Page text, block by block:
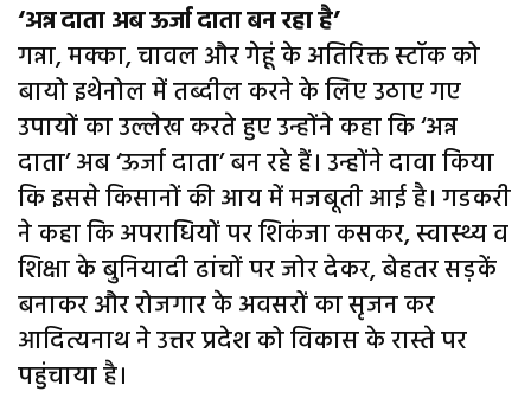
‘अन्न दाता अब ऊर्जा दाता बन रहा है’
गन्ना, मक्का, चावल और गेहूं के अतिरिक्त स्टॉक को
बायो इथेनोल में तब्दील करने के लिए उठाए गए
उपायों का उल्लेख करते हुए उन्होंने कहा कि ‘अन्न
दाता’ अब ‘ऊर्जा दाता’ बन रहे हैं। उन्होंने दावा किया
कि इससे किसानों की आय में मजबूती आई है। गडकरी
ने कहा कि अपराधियों पर शिकंजा कसकर, स्वास्थ्य व
शिक्षा के बुनियादी ढांचों पर जोर देकर, बेहतर सड़कें
बनाकर और रोजगार के अवसरों का सृजन कर
आदित्यनाथ ने उत्तर प्रदेश को विकास के रास्ते पर
पहुंचाया है।